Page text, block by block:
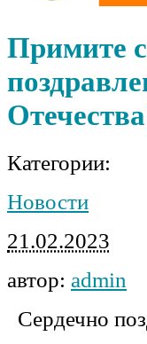
Примите
Категории:
Новости
21.02.2023
автор: admin
Сердечно